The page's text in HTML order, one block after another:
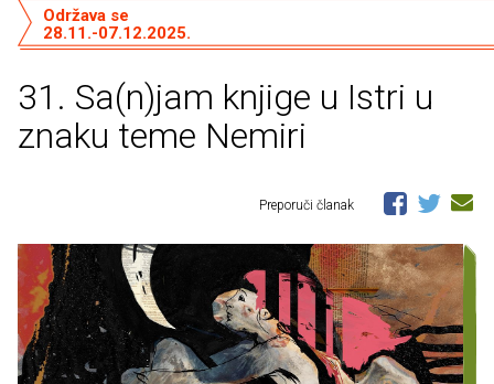
31. Sa(n)jam knjige u Istri u
znaku teme Nemiri
Održava se
28.11.-07.12.2025.
Preporuči članak